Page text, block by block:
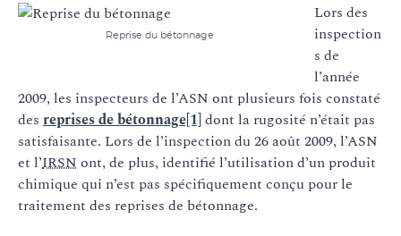
Reprise du bétonnage
Lors des
inspection
s de
l’année
2009, les inspecteurs de l’ASN ont plusieurs fois constaté
des reprises de bétonnage[1]dont la rugosité n’était pas
satisfaisante. Lors de l’inspection du 26 août 2009, l’ASN
et l’IRSN ont, de plus, identifié l’utilisation d’un produit
chimique qui n’est pas spécifiquement conçu pour le
traitement des reprises de bétonnage.